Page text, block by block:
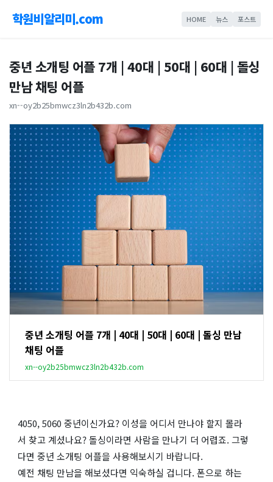
학원비알리미.com HOME 뉴스 포스트
중년 소개팅 어플 7개 | 40대 | 50대 | 60대 | 돌싱
만남 채팅 어플
xn--oy2b25bmwcz3ln2b432b.com
중년 소개팅 어플 7개 | 40대 | 50대 | 60대 | 돌싱 만남
채팅 어플
xn--oy2b25bmwcz3ln2b432b.com
4050, 5060 중년이신가요? 이성을 어디서 만나야 할지 몰라
서 찾고 계셨나요? 돌싱이라면 사람을 만나기 더 어렵죠. 그렇
다면 중년 소개팅 어플을 사용해보시기 바랍니다.
예전 채팅 만남을 해보셨다면 익숙하실 겁니다. 폰으로 하는